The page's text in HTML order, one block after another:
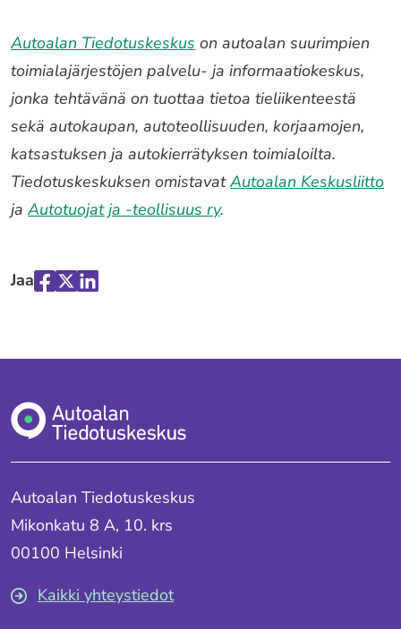
Autoalan Tiedotuskeskus on autoalan suurimpien
toimialajärjestöjen palvelu- ja informaatiokeskus,
jonka tehtävänä on tuottaa tietoa tieliikenteestä
sekä autokaupan, autoteollisuuden, korjaamojen,
katsastuksen ja autokierrätyksen toimialoilta.
Tiedotuskeskuksen omistavatAutoalan Keskusliitto
jaAutotuojat ja -teollisuus ry.
Jaa
"Facebook"
"X""LinkedIn"
Autoalan Tiedotuskeskus
Mikonkatu 8 A, 10. krs
00100 Helsinki
Kaikki yhteystiedot